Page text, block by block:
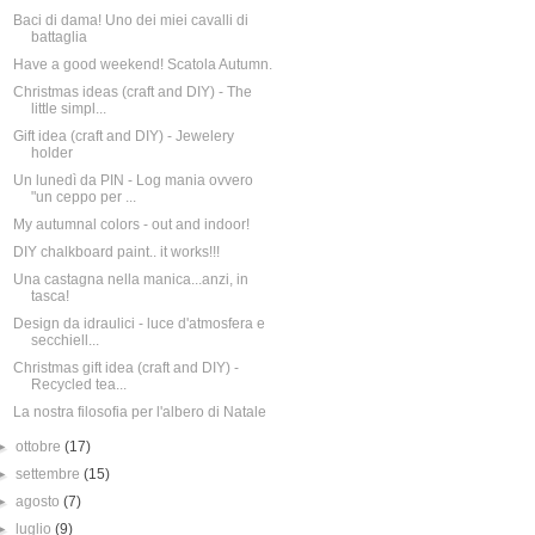
Baci di dama! Uno dei miei cavalli di
battaglia
Have a good weekend! Scatola Autumn.
Christmas ideas (craft and DIY) - The
little simpl...
Gift idea (craft and DIY) - Jewelery
holder
Un lunedì da PIN - Log mania ovvero
"un ceppo per ...
My autumnal colors - out and indoor!
DIY chalkboard paint.. it works!!!
Una castagna nella manica...anzi, in
tasca!
Design da idraulici - luce d'atmosfera e
secchiell...
Christmas gift idea (craft and DIY) -
Recycled tea...
La nostra filosofia per l'albero di Natale
ottobre(17)
settembre(15)
agosto(7)
luglio(9)